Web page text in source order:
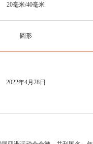
20毫米/40毫米
圆形
2022年4月28日